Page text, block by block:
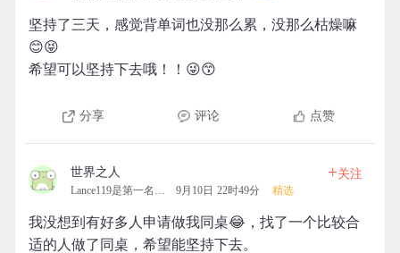
坚持了三天，感觉背单词也没那么累，没那么枯燥嘛
😊😝
希望可以坚持下去哦！！😜😙
分享 评论 点赞
世界之人
Lance119是第一名的拓团 9月10日 22时49分 精选
+关注
我没想到有好多人申请做我同桌😂，找了一个比较合
适的人做了同桌，希望能坚持下去。